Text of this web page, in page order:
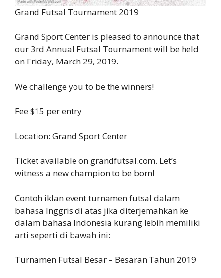
Grand Futsal Tournament 2019
Grand Sport Center is pleased to announce that
our 3rd Annual Futsal Tournament will be held
on Friday, March 29, 2019.
We challenge you to be the winners!
Fee $15 per entry
Location: Grand Sport Center
Ticket available on grandfutsal.com. Let’s
witness a new champion to be born!
Contoh iklan event turnamen futsal dalam
bahasa Inggris di atas jika diterjemahkan ke
dalam bahasa Indonesia kurang lebih memiliki
arti seperti di bawah ini:
Turnamen Futsal Besar – Besaran Tahun 2019